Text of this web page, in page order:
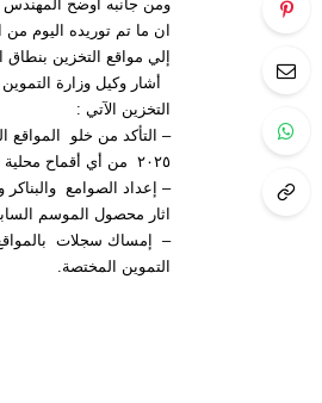
ومن جانبه أوضح المهندس
إلي مواقع التخزين بنطاق
أشار وكيل وزارة
التخزين الآتي :
– التأكد من خلو المواقع
٢٠٢٥ من أي أقماح محلية قديمة أو أقماح مستوردة
– إعداد الصوامع
اثار محصول الموسم
– إمساك سجلات بالمواقع
التموين المختصة.